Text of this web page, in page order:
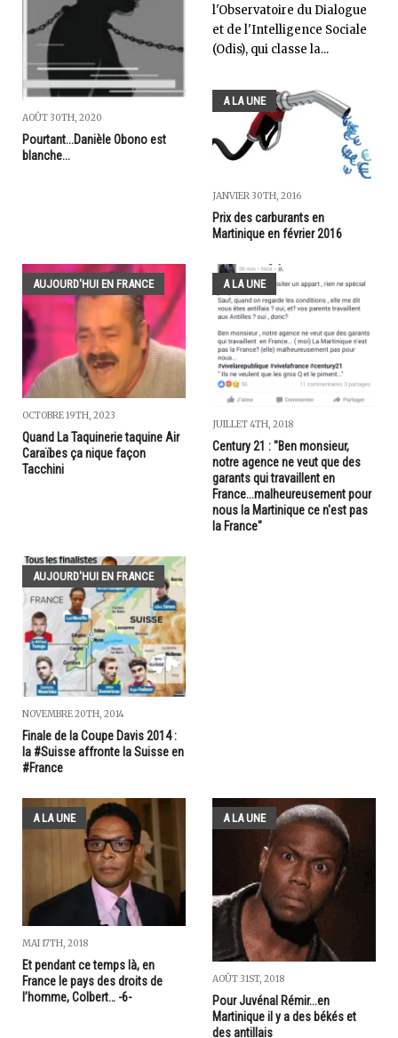
AOÛT 30TH, 2020
Pourtant...Danièle Obono est
blanche...
l'Observatoire du Dialogue
et de l'Intelligence Sociale
(Odis), qui classe la...
A LA UNE
JANVIER 30TH, 2016
Prix des carburants en
Martinique en février 2016
AUJOURD'HUI EN FRANCE
OCTOBRE 19TH, 2023
Quand La Taquinerie taquine Air
Caraïbes ça nique façon
Tacchini
A LA UNE
JUILLET 4TH, 2018
Century 21 : "Ben monsieur,
notre agence ne veut que des
garants qui travaillent en
France...malheureusement pour
nous la Martinique ce n'est pas
la France"
AUJOURD'HUI EN FRANCE
NOVEMBRE 20TH, 2014
Finale de la Coupe Davis 2014 :
la #Suisse affronte la Suisse en
#France
A LA UNE
MAI 17TH, 2018
Et pendant ce temps là, en
France le pays des droits de
l’homme, Colbert… -6-
A LA UNE
AOÛT 31ST, 2018
Pour Juvénal Rémir...en
Martinique il y a des békés et
des antillais